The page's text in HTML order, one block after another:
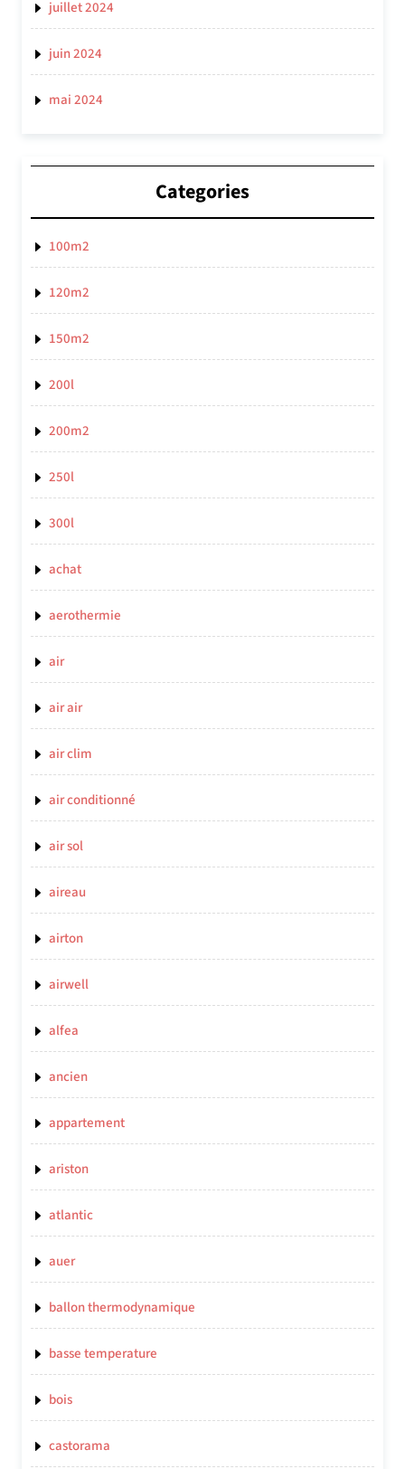
juillet 2024
juin 2024
mai 2024
Categories
100m2
120m2
150m2
200l
200m2
250l
300l
achat
aerothermie
air
air air
air clim
air conditionné
air sol
aireau
airton
airwell
alfea
ancien
appartement
ariston
atlantic
auer
ballon thermodynamique
basse temperature
bois
castorama